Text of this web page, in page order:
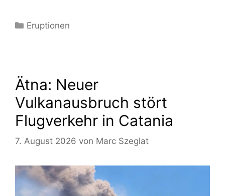
Kategorien
Eruptionen
Ätna: Neuer
Vulkanausbruch stört
Flugverkehr in Catania
7. August 2026 von Marc Szeglat